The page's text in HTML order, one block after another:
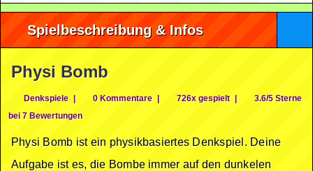
Spielbeschreibung & Infos
Physi Bomb
Denkspiele | 0 Kommentare | 726x gespielt |
3.6/5 Sterne
bei 7 Bewertungen
Physi Bomb ist ein physikbasiertes Denkspiel. Deine
Aufgabe ist es, die Bombe immer auf den dunkelen